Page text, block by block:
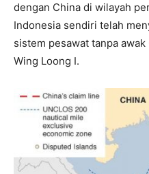
dengan China di wilayah
Indonesia sendiri telah
sistem pesawat tanpa
Wing Loong I.